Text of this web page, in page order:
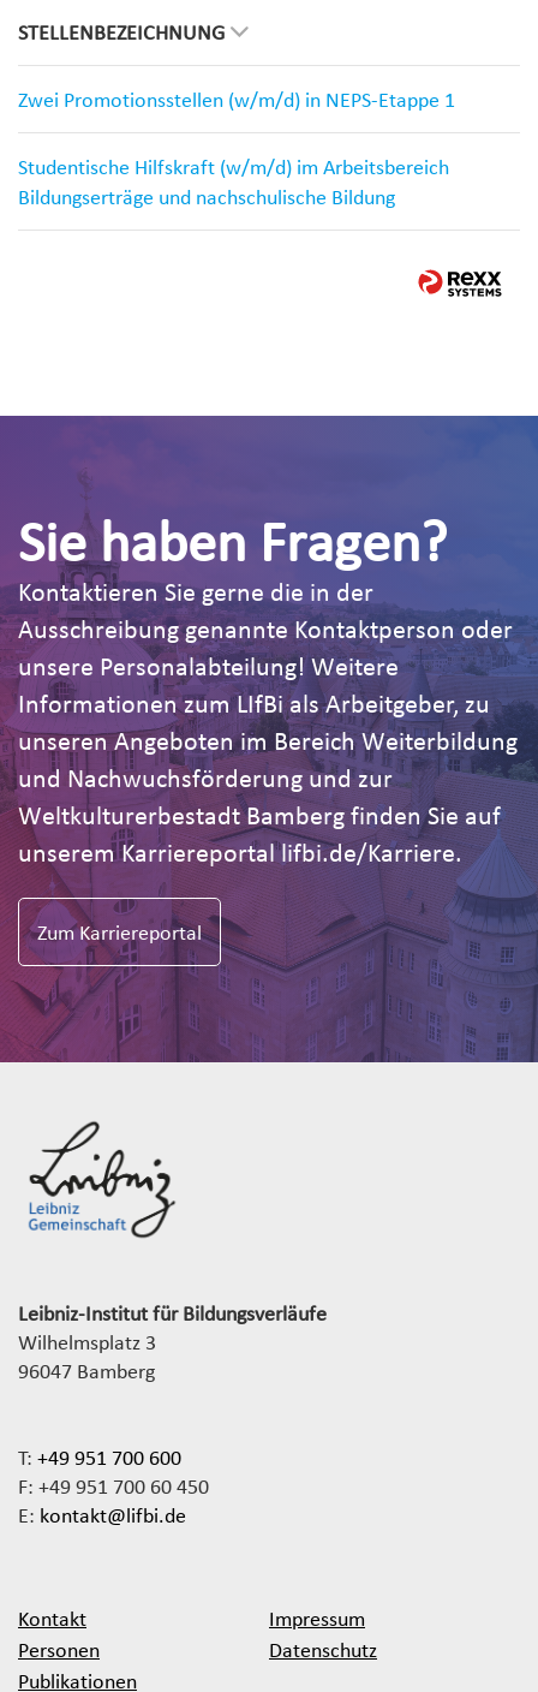
STELLENBEZEICHNUNG
Zwei Promotionsstellen (w/m/d) in NEPS-Etappe 1
Studentische Hilfskraft (w/m/d) im Arbeitsbereich
Bildungserträge und nachschulische Bildung
Sie haben Fragen?
Kontaktieren Sie gerne die in der
Ausschreibung genannte Kontaktperson oder
unsere Personalabteilung! Weitere
Informationen zum LIfBi als Arbeitgeber, zu
unseren Angeboten im Bereich Weiterbildung
und Nachwuchsförderung und zur
Weltkulturerbestadt Bamberg finden Sie auf
unserem Karriereportal lifbi.de/Karriere.
Zum Karriereportal
Leibniz-Institut für Bildungsverläufe
Wilhelmsplatz 3
96047 Bamberg
T: +49 951 700 600
F: +49 951 700 60 450
E: kontakt@lifbi.de
Kontakt
Personen
Publikationen
Impressum
Datenschutz